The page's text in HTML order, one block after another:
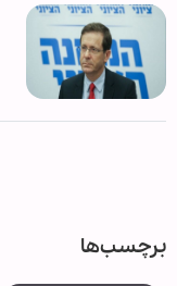
برچسب‌ها